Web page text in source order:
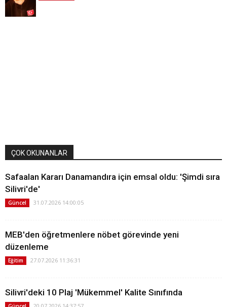
ÇOK OKUNANLAR
Safaalan Kararı Danamandıra için emsal oldu: 'Şimdi sıra
Silivri'de'
Güncel 31.07.2026 14:00:05
MEB'den öğretmenlere nöbet görevinde yeni
düzenleme
Eğitim 27.07.2026 11:36:31
Silivri'deki 10 Plaj 'Mükemmel' Kalite Sınıfında